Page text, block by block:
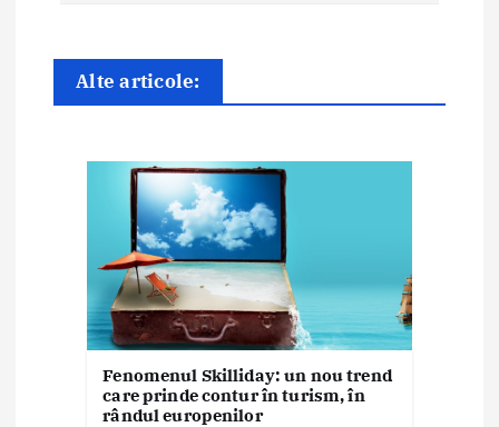
a
Alte articole:
Fenomenul Skilliday: un nou trend
care prinde contur în turism, în
rândul europenilor